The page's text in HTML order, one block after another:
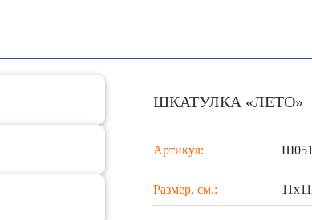
ШКАТУЛКА «ЛЕТО»
Артикул: Ш051
Размер, см.: 11х11